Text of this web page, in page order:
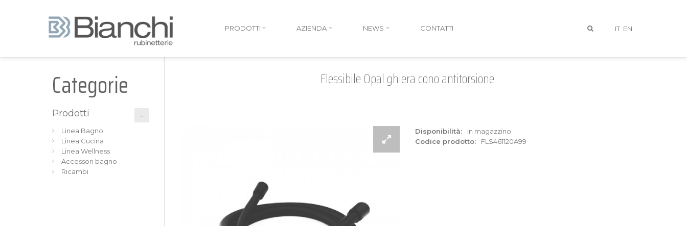
PRODOTTI AZIENDA NEWS CONTATTI IT EN
Flessibile Opal ghiera cono antitorsione
Disponibilità:
In magazzino
Codice prodotto:
FLS461120A99
Categorie
Prodotti
Linea Bagno
Linea Cucina
Linea Wellness
Accessori bagno
Ricambi